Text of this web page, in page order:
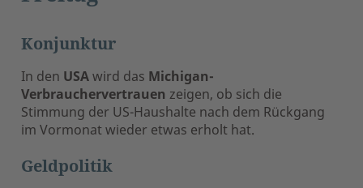
Konjunktur
In den USAwird das Michigan-
Verbrauchervertrauen zeigen, ob sich die
Stimmung der US-Haushalte nach dem Rückgang
im Vormonat wieder etwas erholt hat.
Geldpolitik